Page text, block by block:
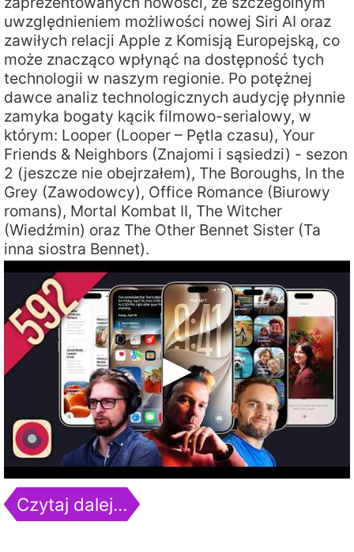
uwzględnieniem możliwości nowej Siri AI oraz
zawiłych relacji Apple z Komisją Europejską, co
może znacząco wpłynąć na dostępność tych
technologii w naszym regionie. Po potężnej
dawce analiz technologicznych audycję płynnie
zamyka bogaty kącik filmowo-serialowy, w
którym: Looper (Looper – Pętla czasu), Your
Friends & Neighbors (Znajomi i sąsiedzi) - sezon
2 (jeszcze nie obejrzałem), The Boroughs, In the
Grey (Zawodowcy), Office Romance (Biurowy
romans), Mortal Kombat II, The Witcher
(Wiedźmin) oraz The Other Bennet Sister (Ta
inna siostra Bennet).
Czytaj dalej…